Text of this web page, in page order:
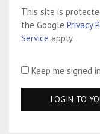
This site is
the Google Privacy
Service apply.
Keep me signed